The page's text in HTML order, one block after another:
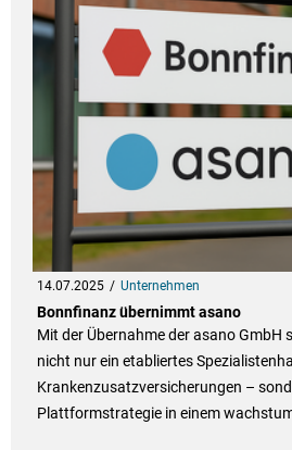
14.07.2025 Unternehmen
Bonnfinanz übernimmt asano
Mit der Übernahme der asano GmbH
nicht nur ein etabliertes
Krankenzusatzversicherungen –
Plattformstrategie in einem